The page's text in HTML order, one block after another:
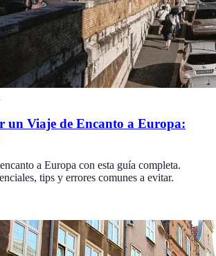
un Viaje de Encanto a Europa:
a Europa con esta guía completa.
tips y errores comunes a evitar.